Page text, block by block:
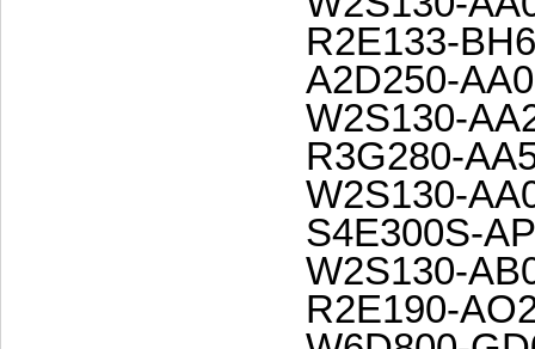
R2E133-
A2D250-
W2S130-
R3G280-
W2S130-
S4E300S-
W2S130-
R2E190-